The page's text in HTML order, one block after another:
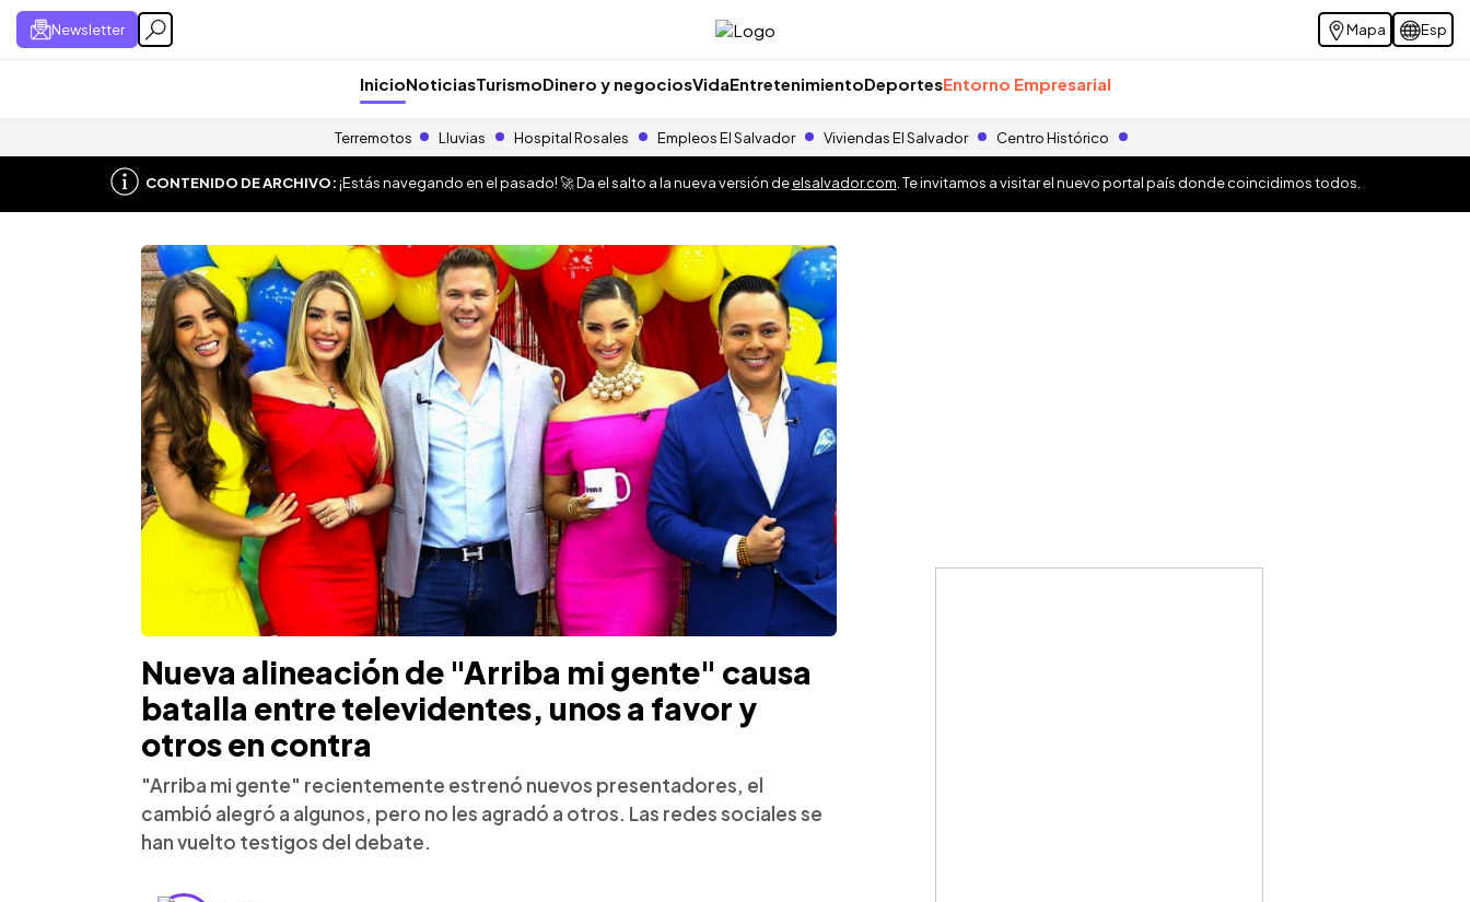
Newsletter Mapa Esp
InicioNoticiasTurismoDinero y negociosVidaEntretenimientoDeportesEntorno Empresarial
Terremotos Lluvias Hospital Rosales Empleos El Salvador Viviendas El Salvador Centro Histórico
CONTENIDO DE ARCHIVO:¡Estás navegando en el pasado! 🚀 Da el salto a la nueva versión deelsalvador.com . Te invitamos a visitar el nuevo portal país donde coincidimos todos.
Nueva alineación de "Arriba mi gente" causa
batalla entre televidentes, unos a favor y
otros en contra
"Arriba mi gente" recientemente estrenó nuevos presentadores, el
cambió alegró a algunos, pero no les agradó a otros. Las redes sociales se
han vuelto testigos del debate.